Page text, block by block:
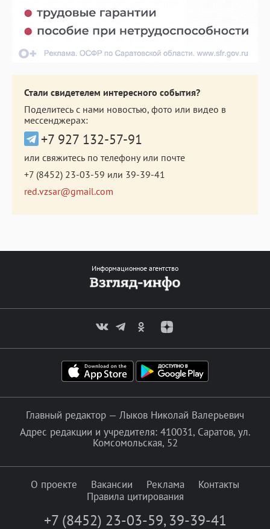
Стали свидетелем интересного события?
Поделитесь с нами новостью, фото или видео в
мессенджерах:
+7 927 132-57-91
или свяжитесь по телефону или почте
+7 (8452) 23-03-59 или 39-39-41
red.vzsar@gmail.com
Информационное агентство
Главный редактор — Лыков Николай Валерьевич
Адрес редакции и учредителя: 410031, Саратов, ул.
Комсомольская, 52
О проекте Вакансии Реклама
Контакты
Правила цитирования
+7 (8452) 23-03-59, 39-39-41